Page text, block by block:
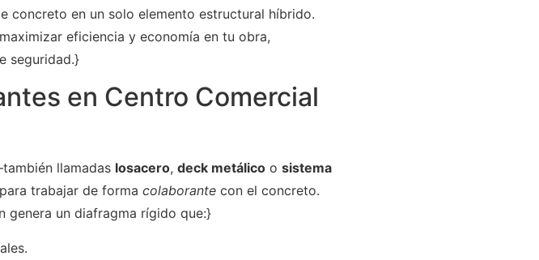
concreto en un solo elemento estructural híbrido.
eficiencia y economía en tu obra,
seguridad.}
en Centro Comercial
llamadas losacero, deck metálico o sistema
trabajar de forma colaborante con el concreto.
genera un diafragma rígido que:}